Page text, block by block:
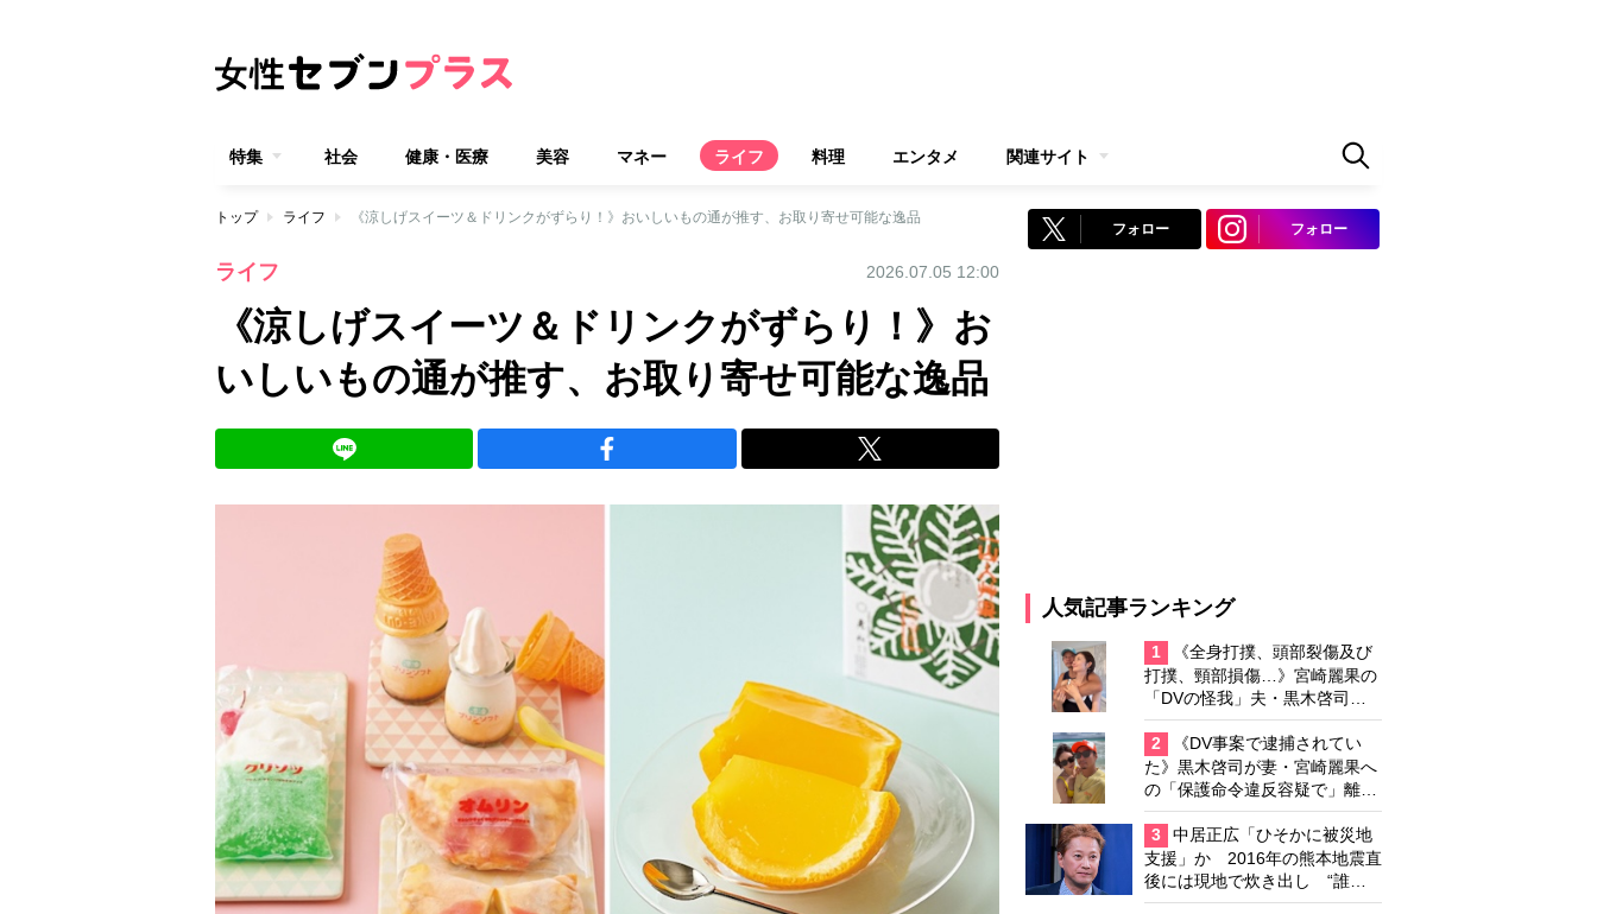
特集 社会 健康・医療 美容 マネー ライフ 料理 エンタメ 関連サイト
トップ ライフ 《涼しげスイーツ＆ドリンクがずらり！》おいしいもの通が推す、お取り寄せ可能な逸品
ライフ 2026.07.05 12:00
《涼しげスイーツ＆ドリンクがずらり！》お
いしいもの通が推す、お取り寄せ可能な逸品
フォロー フォロー
人気記事ランキング
1
《全身打撲、頭部裂傷及び
打撲、頸部損傷…》宮崎麗果の
「DVの怪我」夫・黒木啓司の
逮捕で始まる「夫婦の闘争」
2
《DV事案で逮捕されてい
た》黒木啓司が妻・宮崎麗果へ
の「保護命令違反容疑で」離婚
協議は「第二ステージ」へ
3
中居正広「ひそかに被災地
支援」か 2016年の熊本地震直
後には現地で炊き出し “誰に
も知られなくて良い”と、むし